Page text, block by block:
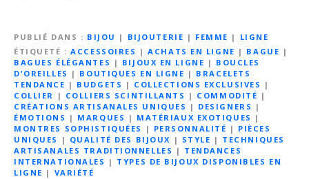
PUBLIÉ DANS BIJOU | BIJOUTERIE | FEMME | LIGNE
ÉTIQUETÉ
ACCESSOIRES |ACHATS EN LIGNE | BAGUE |
BAGUES ÉLÉGANTES | BIJOUX EN LIGNE | BOUCLES
D'OREILLES | BOUTIQUES EN LIGNE | BRACELETS
TENDANCE | BUDGETS | COLLECTIONS EXCLUSIVES |
COLLIER | COLLIERS SCINTILLANTS | COMMODITÉ |
CRÉATIONS ARTISANALES UNIQUES | DESIGNERS |
ÉMOTIONS | MARQUES | MATÉRIAUX EXOTIQUES |
MONTRES SOPHISTIQUÉES
| PERSONNALITÉ | PIÈCES
UNIQUES
| QUALITÉ DES BIJOUX | STYLE | TECHNIQUES
ARTISANALES TRADITIONNELLES | TENDANCES
INTERNATIONALES | TYPES DE BIJOUX DISPONIBLES EN
LIGNE | VARIÉTÉ